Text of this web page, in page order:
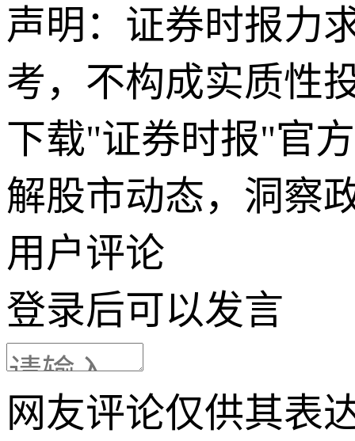
声明：证券时报力
考，不构成实质性
下载"证券时报"官
解股市动态，洞察
用户评论
登录后可以发言
网友评论仅供其表